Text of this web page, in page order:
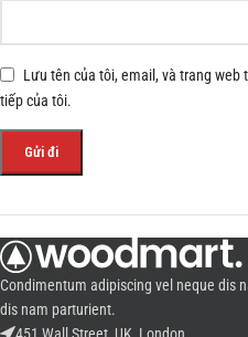
Lưu tên của tôi, email, và trang web
tiếp của tôi.
Condimentum adipiscing vel neque dis
dis nam parturient.
451 Wall Street, UK, London